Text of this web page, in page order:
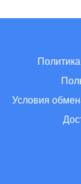
Условия